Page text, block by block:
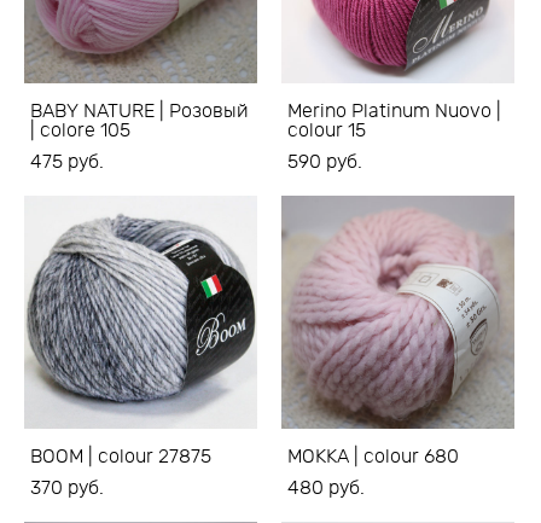
BABY NATURE | Розовый
| colore 105
475 pуб.
Merino Platinum Nuovo |
colour 15
590 pуб.
BOOM | colour 27875
370 pуб.
MOKKA | colour 680
480 pуб.